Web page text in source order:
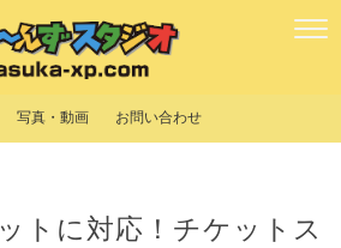
写真・動画 お問い合わせ
トに対応！チケットス